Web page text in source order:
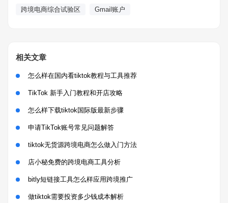
跨境电商综合试验区 Gmail账户
相关文章
怎么样在国内看tiktok教程与工具推荐
TikTok 新手入门教程和开店攻略
怎么样下载tiktok国际版最新步骤
申请TikTok账号常见问题解答
tiktok无货源跨境电商怎么做入门方法
店小秘免费的跨境电商工具分析
bitly短链接工具怎么样应用跨境推广
做tiktok需要投资多少钱成本解析